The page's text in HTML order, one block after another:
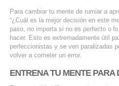
Para cambiar tu mente de rumiar a
“¿Cuál es la mejor decisión en este
paso, no importa si no es perfecto o
hacer. Esto es extremadamente útil
perfeccionistas y se ven paralizadas
volver a cometer un error.
ENTRENA TU MENTE PARA